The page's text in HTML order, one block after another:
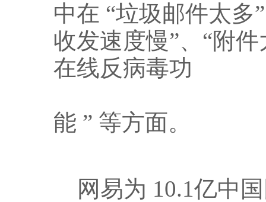
中在 “垃圾邮件太多
收发速度慢”、“附
在线反病毒功
能 ” 等方面。
网易为 10.1亿中